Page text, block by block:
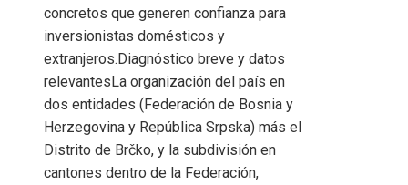
concretos que generen confianza para
inversionistas domésticos y
extranjeros.Diagnóstico breve y datos
relevantesLa organización del país en
dos entidades (Federación de Bosnia y
Herzegovina y República Srpska) más el
Distrito de Brčko, y la subdivisión en
cantones dentro de la Federación,